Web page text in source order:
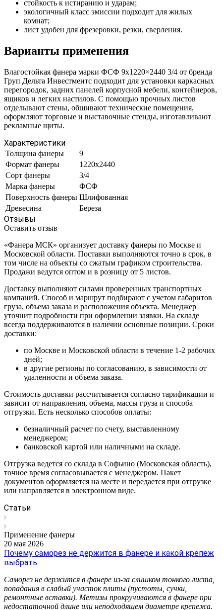
стойкость к истиранию и ударам;
экологичный класс эмиссии подходит для жилых
комнат;
лист удобен для фрезеровки, резки, сверления.
Варианты применения
Влагостойкая фанера марки ФСФ 9х1220×2440 3/4 от бренда
Груп Дельта Инвестментс подходит для установки каркасных
перегородок, задних панелей корпусной мебели, контейнеров,
ящиков и легких настилов. С помощью прочных листов
отделывают стены, обшивают технические помещения,
оформляют торговые и выставочные стенды, изготавливают
рекламные щиты.
Характеристики
Толщина фанеры
9
Формат фанеры
1220х2440
Сорт фанеры
3/4
Марка фанеры
ФСФ
Поверхность фанеры Шлифованная
Древесина
Береза
Отзывы
Оставить отзыв
«Фанера МСК» организует доставку фанеры по Москве и
Московской области. Поставки выполняются точно в срок, в
том числе на объекты со сжатым графиком строительства.
Продажи ведутся оптом и в розницу от 5 листов.
Доставку выполняют силами проверенных транспортных
компаний. Способ и маршрут подбирают с учетом габаритов
груза, объема заказа и расположения объекта. Менеджер
уточнит подробности при оформлении заявки. На складе
всегда поддерживаются в наличии основные позиции. Сроки
доставки:
по Москве и Московской области в течение 1-2 рабочих
дней;
в другие регионы по согласованию, в зависимости от
удаленности и объема заказа.
Стоимость доставки рассчитывается согласно тарификации и
зависит от направления, объема, массы груза и способа
отгрузки. Есть несколько способов оплаты:
безналичный расчет по счету, выставленному
менеджером;
банковской картой или наличными на складе.
Отгрузка ведется со склада в Софьино (Московская область),
точное время согласовывается с менеджером. Пакет
документов оформляется на месте и передается при отгрузке
или направляется в электронном виде.
Статьи
Применение фанеры
20 мая 2026
Почему саморез не держится в фанере и какой крепеж
выбрать
Саморез не держится в фанере из-за слишком тонкого листа,
попадания в слабый участок плиты (пустоты, сучки,
ремонтные вставки). Метизы прокручиваются в фанере при
недостаточной длине или неподходящем диаметре крепежа.